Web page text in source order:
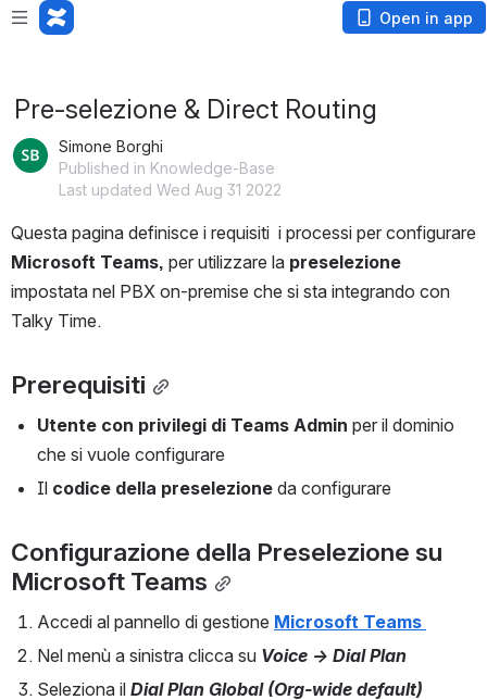
Loading app... Open in app
Pre-selezione & Direct Routing
Simone Borghi
Published in Knowledge-Base
Last updated Wed Aug 31 2022
Microsoft Teams, per utilizzare la preselezione
impostata nel PBX on-premise che si sta integrando con
Talky Time.
Prerequisiti
Utente con privilegi di Teams Admin per il dominio
che si vuole configurare
Il codice della preselezione da configurare
Configurazione della Preselezione su
Microsoft Teams
Accedi al pannello di gestione Microsoft Teams
Nel menù a sinistra clicca su Voice → Dial Plan
Seleziona il Dial Plan Global (Org-wide default)